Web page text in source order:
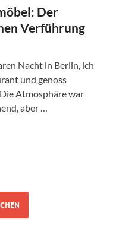
Der
Verführung
Nacht in Berlin, ich
und genoss
Atmosphäre war
aber …